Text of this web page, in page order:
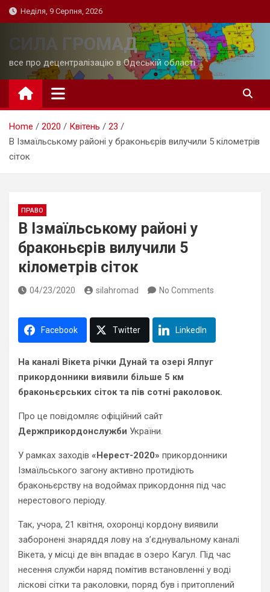
Skip
to
Неділя, 9 Серпня, 2026
СИЛА ГРОМАД
все про децентралізацію в Одеській області
Home 2020 Квітень
23
В Ізмаїльському районі у браконьєрів вилучили 5 кілометрів
сіток
ПРАВО
В Ізмаїльському районі у
браконьєрів вилучили 5
кілометрів сіток
04/23/2020 silahromad No Comments
Facebook Twitter LinkedIn
На каналі Вікета річки Дунай та озері Ялпуг
прикордонники виявили більше 5 км
браконьєрських сіток та пів сотні раколовок.
Про це повідомляє офіційний сайт
Держприкордонслужби України.
У рамках заходів «Нерест-2020» прикордонники
Ізмаїльського загону активно протидіють
браконьєрству на водоймах прикордоння під час
нерестового періоду.
Так, учора, 21 квітня, охоронці кордону виявили
заборонені знаряддя лову на з’єднувальному каналі
Вікета, у місці де він впадає в озеро Кагул. Під час
несення служби наряд помітив встановленні у воді
ліскові сітки та раколовки, поряд був і притоплений